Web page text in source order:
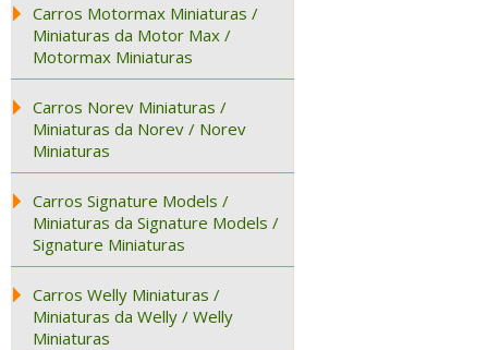
Carros Motormax Miniaturas /
Miniaturas da Motor Max /
Motormax Miniaturas
Carros Norev Miniaturas /
Miniaturas da Norev / Norev
Miniaturas
Carros Signature Models /
Miniaturas da Signature Models /
Signature Miniaturas
Carros Welly Miniaturas /
Miniaturas da Welly / Welly
Miniaturas